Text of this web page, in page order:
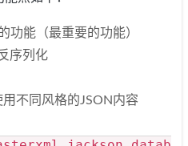
功能（最重要的功能）
序列化
用不同风格的JSON内容